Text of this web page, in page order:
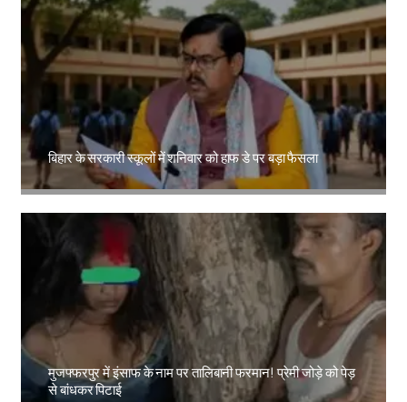
बिहार के सरकारी स्कूलों में शनिवार को हाफ डे पर बड़ा फैसला
Amit Lekh
मुजफ्फरपुर में इंसाफ के नाम पर तालिबानी फरमान! प्रेमी जोड़े को पेड़
से बांधकर पिटाई